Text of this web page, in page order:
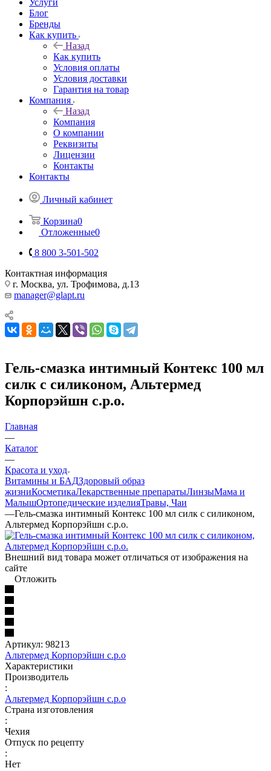
Услуги
Блог
Бренды
Как купить
Назад
Как купить
Условия оплаты
Условия доставки
Гарантия на товар
Компания
Назад
Компания
О компании
Реквизиты
Лицензии
Контакты
Контакты
Личный кабинет
Корзина0
Отложенные0
8 800 3-501-502
Контактная информация
г. Москва, ул. Трофимова, д.13
manager@glapt.ru
Гель-смазка интимный Контекс 100 мл
силк с силиконом, Альтермед
Корпорэйшн с.р.о.
Главная
—
Каталог
—
Красота и уход
Витамины и БАДЗдоровый образ
жизниКосметикаЛекарственные препаратыЛинзыМама и
МалышОртопедические изделияТравы, Чаи
—Гель-смазка интимный Контекс 100 мл силк с силиконом,
Альтермед Корпорэйшн с.р.о.
Внешний вид товара может отличаться от изображения на
сайте
Отложить
Артикул: 98213
Альтермед Корпорэйшн с.р.о
Характеристики
Производитель
:
Альтермед Корпорэйшн с.р.о
Страна изготовления
:
Чехия
Отпуск по рецепту
:
Нет